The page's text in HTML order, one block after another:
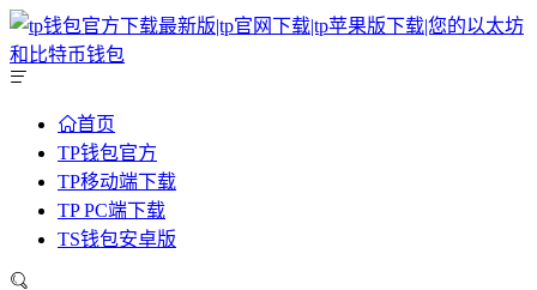
首页
TP钱包官方
TP移动端下载
TP PC端下载
TS钱包安卓版